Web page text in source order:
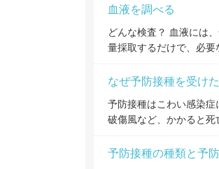
血液を調べる
どんな検査？ 血液には
量採取するだけで、必
なぜ予防接種を受け
予防接種はこわい感染
破傷風など、かかると
予防接種の種類と予